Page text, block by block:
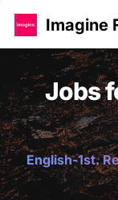
Imagine
Jobs
English-1st.